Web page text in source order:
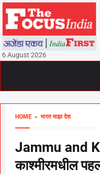
6 August 2026
HOME » भारत माझा देश
Jammu and
काश्मीरमधील